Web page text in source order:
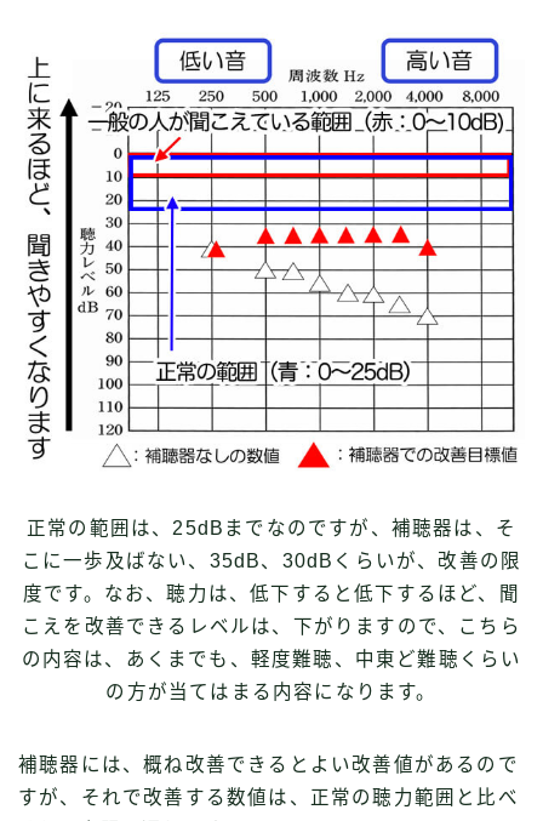
正常の範囲は、25dBまでなのですが、補聴器は、そ
こに一歩及ばない、35dB、30dBくらいが、改善の限
度です。なお、聴力は、低下すると低下するほど、聞
こえを改善できるレベルは、下がりますので、こちら
の内容は、あくまでも、軽度難聴、中東ど難聴くらい
の方が当てはまる内容になります。
補聴器には、概ね改善できるとよい改善値があるので
すが、それで改善する数値は、正常の聴力範囲と比べ